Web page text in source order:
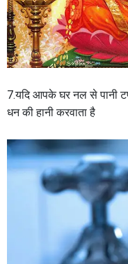
7.यदि आपके घर नल से पानी
धन की हानी करवाता है